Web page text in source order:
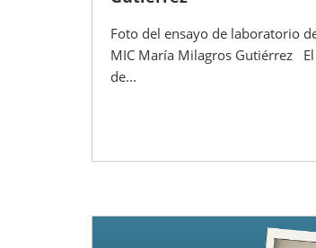
Foto del ensayo de laboratorio
MIC María Milagros Gutiérrez
de...